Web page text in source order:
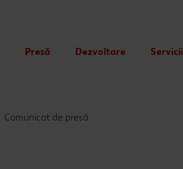
Presă Dezvoltare Servicii
Comunicat de presă